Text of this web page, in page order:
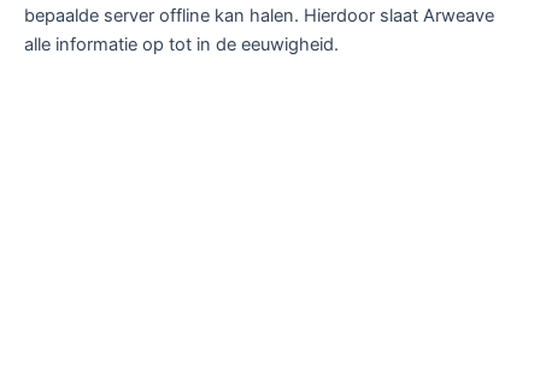
bepaalde server offline kan halen. Hierdoor slaat Arweave
alle informatie op tot in de eeuwigheid.